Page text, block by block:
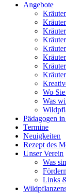
Angebote
Wo
Was
Pädagogen
Termine
Neuigkeiten
Rezept des
Unser Verein
Was
Links